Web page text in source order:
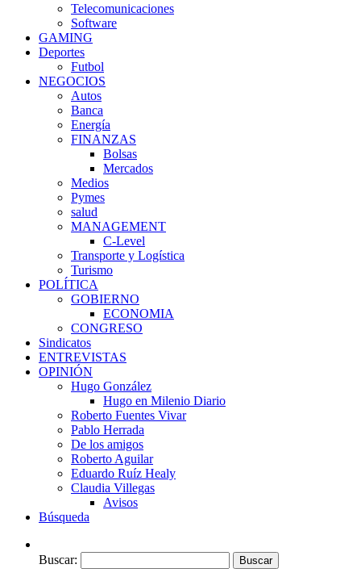
Telecomunicaciones
Software
GAMING
Deportes
Futbol
NEGOCIOS
Autos
Banca
Energía
FINANZAS
Bolsas
Mercados
Medios
Pymes
salud
MANAGEMENT
C-Level
Transporte y Logística
Turismo
POLÍTICA
GOBIERNO
ECONOMIA
CONGRESO
Sindicatos
ENTREVISTAS
OPINIÓN
Hugo González
Hugo en Milenio Diario
Roberto Fuentes Vivar
Pablo Herrada
De los amigos
Roberto Aguilar
Eduardo Ruíz Healy
Claudia Villegas
Avisos
Búsqueda
Buscar: